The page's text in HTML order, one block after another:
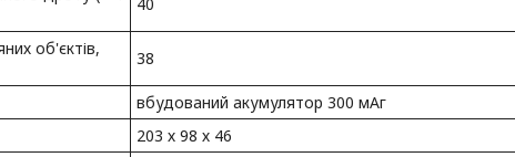
об'єктів,
38
вбудований акумулятор 300 мАг
203 х 98 х 46